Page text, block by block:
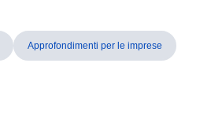
Approfondimenti per le imprese